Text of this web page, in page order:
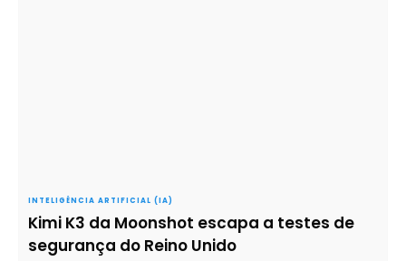
INTELIGÊNCIA ARTIFICIAL (IA)
Kimi K3 da Moonshot escapa a testes de
segurança do Reino Unido